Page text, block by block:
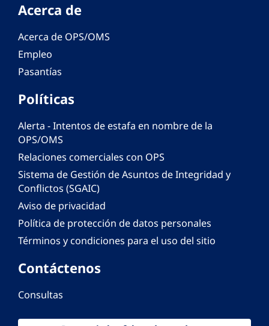
Acerca de
Acerca de OPS/OMS
Empleo
Pasantías
Políticas
Alerta - Intentos de estafa en nombre de la
OPS/OMS
Relaciones comerciales con OPS
Sistema de Gestión de Asuntos de Integridad y
Conflictos (SGAIC)
Aviso de privacidad
Política de protección de datos personales
Términos y condiciones para el uso del sitio
Contáctenos
Consultas